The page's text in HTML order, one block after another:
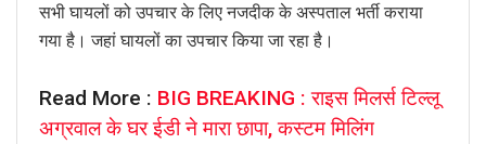
सभी घायलों को उपचार के लिए नजदीक के अस्पताल भर्ती कराया
गया है। जहां घायलों का उपचार किया जा रहा है।
Read More : BIG BREAKING : राइस मिलर्स टिल्लू
अग्रवाल के घर ईडी ने मारा छापा, कस्टम मिलिंग